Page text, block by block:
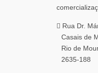
Rua Dr.
Casais de
Rio de
2635-188